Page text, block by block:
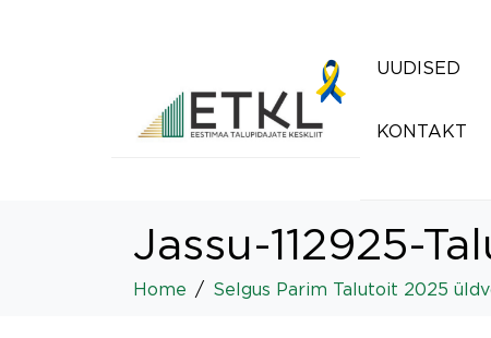
UUDISED
KONTAKT
Jassu-112925-
Home Selgus Parim Talutoit 2025